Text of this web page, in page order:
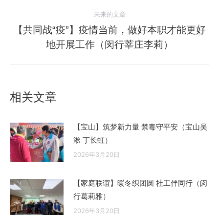
章：
未来的文章
未
来
的
【共同战“疫”】疫情当前，做好本职才能更好
地开展工作（闵行莘庄李莉）
相关文章
【宝山】筑梦新力量 禁毒守平安（宝山吴
淞 丁长虹）
2026年3月20日
【家庭联谊】暖冬织团圆 社工伴同行（闵
行葛莉雅）
2026年3月20日